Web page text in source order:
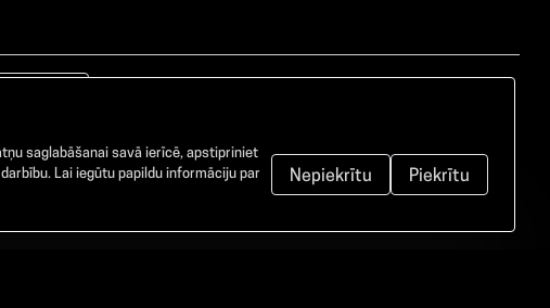
saglabāšanai savā ierīcē, apstipriniet
Lai iegūtu papildu informāciju par
Nepiekrītu Piekrītu